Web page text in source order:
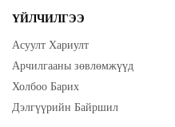
ҮЙЛЧИЛГЭЭ
Асуулт Хариулт
Арчилгааны зөвлөмжүүд
Холбоо Барих
Дэлгүүрийн Байршил